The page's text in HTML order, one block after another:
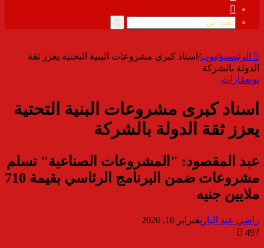
الموقع
RSS
بحث
الرئيسية/توب/ اسناد كبرى مشروعات البنية التحتية يعزز ثقة
الدولة بالشركة
توبعقارات
اسناد كبرى مشروعات البنية التحتية
يعزز ثقة الدولة بالشركة
عبد المقصود: "المشروعات الصناعية" تسلم
مشروعات ضمن البرنامج الرئاسي بقيمة 710
ملايين جنيه
راضي عبد الباريفبراير 16, 2020
497